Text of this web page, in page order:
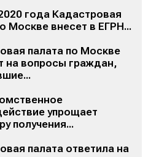
года Кадастровая
Москве внесет в ЕГРН...
палата по Москве
на вопросы граждан,
упрощает
получения...
палата ответила на